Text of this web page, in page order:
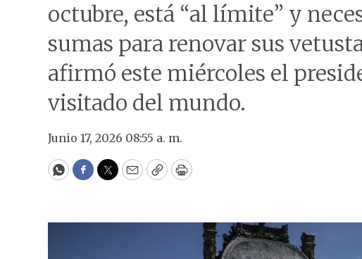
octubre, está “al límite” y
sumas para renovar sus
afirmó este miércoles el
visitado del mundo.
Junio 17, 2026 08:55 a. m.
WhatsApp
Facebook
Twitter
EmailCopyPrint